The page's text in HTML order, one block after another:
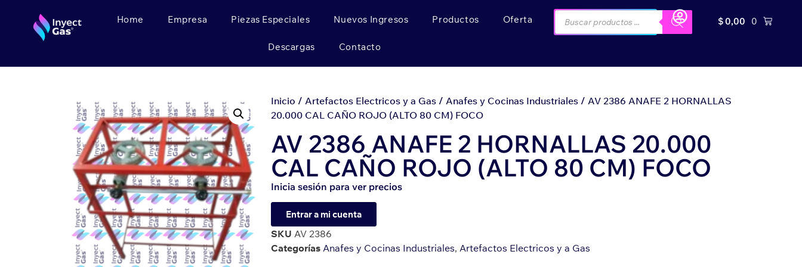
Home Empresa Piezas Especiales Nuevos Ingresos Productos Oferta
Descargas Contacto
$0,00 0
Inicio / Artefactos Electricos y a Gas / Anafes y Cocinas Industriales / AV 2386 ANAFE 2 HORNALLAS
20.000 CAL CAÑO ROJO (ALTO 80 CM) FOCO
AV 2386 ANAFE 2 HORNALLAS 20.000
CAL CAÑO ROJO (ALTO 80 CM) FOCO
Inicia sesión para ver precios
Entrar a mi cuenta
SKU AV 2386
Categorías Anafes y Cocinas Industriales, Artefactos Electricos y a Gas